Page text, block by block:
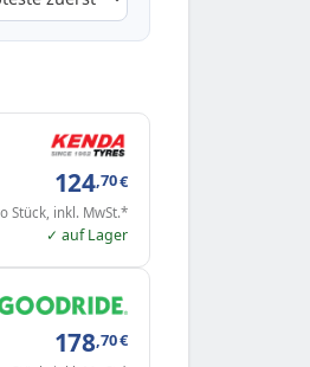
124,70€
Stück, inkl. MwSt.*
✓ auf Lager
178,70€